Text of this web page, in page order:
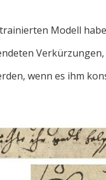
Modell
wenn es ihm